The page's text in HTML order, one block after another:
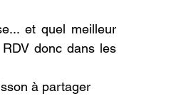
et quel meilleur
donc dans les
à partager